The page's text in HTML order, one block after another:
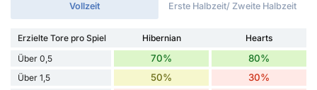
Vollzeit Erste Halbzeit/ Zweite Halbzeit
Erzielte Tore pro Spiel Hibernian
Hearts
Über 0,5
70% 80%
Über 1,5 50% 30%